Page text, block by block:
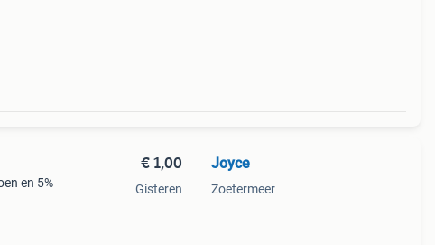
en 5%
€ 1,00
Gisteren
Joyce
Zoetermeer